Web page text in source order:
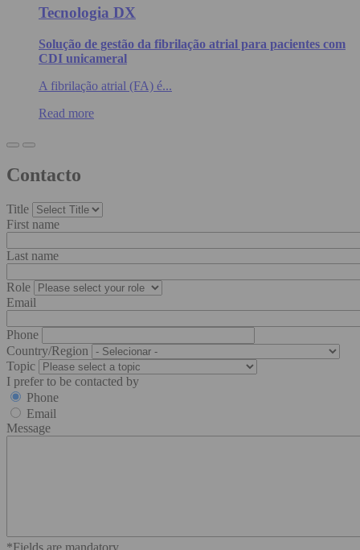
Tecnologia DX
Solução de gestão da fibrilação atrial para pacientes com
CDI unicameral
A fibrilação atrial (FA) é...
Read more
Contacto
Title
First name
Last name
Role
Email
Phone
Country/Region
Topic
I prefer to be contacted by
Phone
Email
Message
*Fields are mandatory.